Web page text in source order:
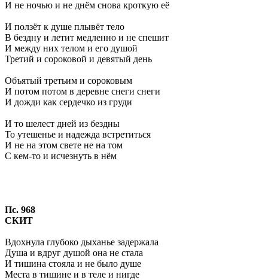
И не ночью и не днём снова кроткую её
И ползёт к душе плывёт тело
В бездну и летит медленно и не спешит
И между них телом и его душой
Третий и сороковой и девятый день
Объятый третьим и сороковым
И потом потом в деревне снеги снеги
И дожди как сердечко из груди
И то шелест дней из бездны
То утешенье и надежда встретиться
И не на этом свете не на том
С кем-то и исчезнуть в нём
Пс. 968
СКИТ
Вдохнула глубоко дыханье задержала
Душа и вдруг душой она не стала
И тишина стояла и не было душе
Места в тишине и в теле и нигде